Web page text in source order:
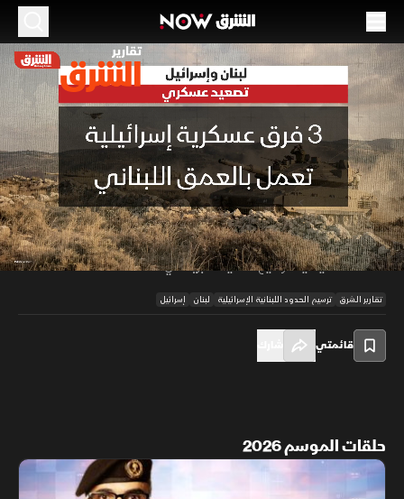
00:11/02:00
الموسم 2026
لبنان وإسرائيل.. تصعيد عسكري
12 مايو 2026 02:00 أخبار
تقارير الشرق
الجنوب اللبناني يعيش حالة اشتباك مستمرة رغم وقف إطلاق النار. وبين أن
إسرائيل تفرض خطا أصفرا داخل الأراضي اللبنانية، مما حول القرى لمناطق
معزولة، كما أن حزب الله كثف هجماته بالمسيرات والصواريخ التي تسبق
استعدادات ميدانية لتوسيع العمليات البرية في المنطقة.
تقارير الشرق ترسيم الحدود اللبنانية الإسرائيلية لبنان إسرائيل
قائمتي
حلقات الموسم 2026